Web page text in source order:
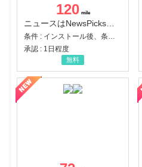
120
ニュースはNewsPicks｜経済ニュース・就活・ビジネス
条件 : インストール後、条件達成
承認 : 1日程度
無料